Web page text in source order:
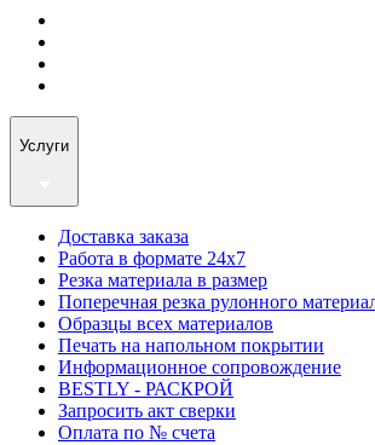
Услуги
Доставка заказа
Работа в формате 24х7
Резка материала в размер
Поперечная резка рулонного
Образцы всех материалов
Печать на напольном покрытии
Информационное сопровождение
BESTLY - РАСКРОЙ
Запросить акт сверки
Оплата по № счета